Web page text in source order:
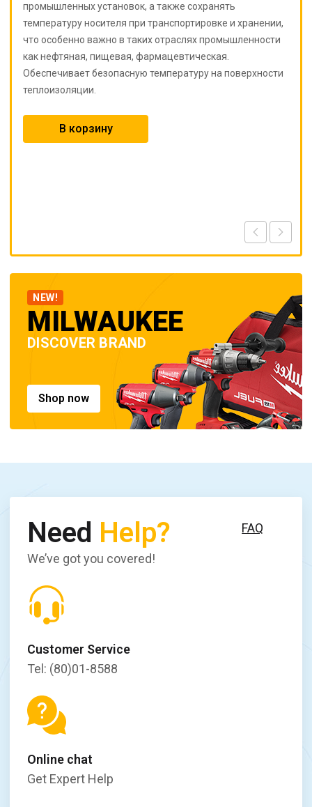
промышленных установок, а также сохранять
температуру носителя при транспортировке и хранении,
что особенно важно в таких отраслях промышленности
как нефтяная, пищевая, фармацевтическая.
Обеспечивает безопасную температуру на поверхности
теплоизоляции.
В корзину
NEW!
MILWAUKEE
DISCOVER BRAND
Shop now
Need Help?
We’ve got you covered!
FAQ
Customer Service
Tel: (80)01-8588
Online chat
Get Expert Help